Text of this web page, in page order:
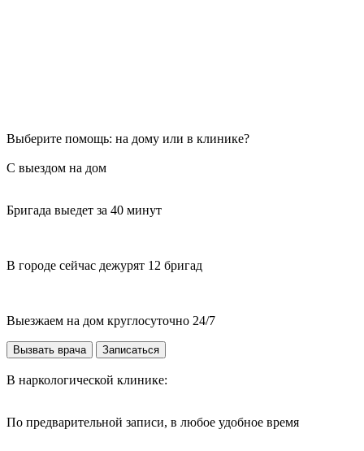
Выберите помощь: на дому или в клинике?
С выездом на дом
Бригада выедет за 40 минут
В городе сейчас дежурят 12 бригад
Выезжаем на дом круглосуточно 24/7
Вызвать врача Записаться
В наркологической клинике:
По предварительной записи, в любое удобное время